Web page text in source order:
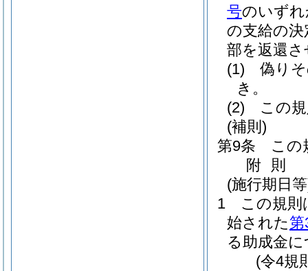
号のいず
の支給の
部を返還
(1)
偽り
き。
(2)
この
(補則)
第9条
この
附 則
(施行期日
1
この規則
始された第
る助成金
(令4規